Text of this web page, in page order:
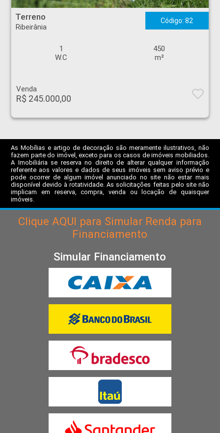
Terreno - Ribeirânia - Ribeirão Preto
Terreno
Ribeirânia
Código: 82
1
W.C
450
m²
Venda
R$ 245.000,00
As Mobílias e artigo de decoração são meramente ilustrativos, não
fazem parte do imóvel, exceto para os casos de imóveis mobiliados.
A Imobiliária se reserva no direito de alterar qualquer informação
referente aos valores e dados de seus imóveis sem aviso prévio e
pode ocorrer de algum imóvel anunciado no site não estar mais
disponível devido à rotatividade. As solicitações feitas pelo site não
implicam em reserva, compra, venda ou locação de quaisquer
imóveis.
Clique AQUI para Simular Renda para
Financiamento
Simular Financiamento